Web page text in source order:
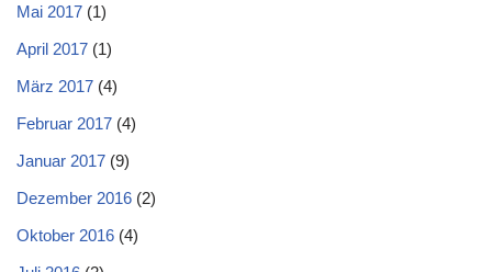
Mai 2017 (1)
April 2017 (1)
März 2017 (4)
Februar 2017 (4)
Januar 2017 (9)
Dezember 2016 (2)
Oktober 2016 (4)